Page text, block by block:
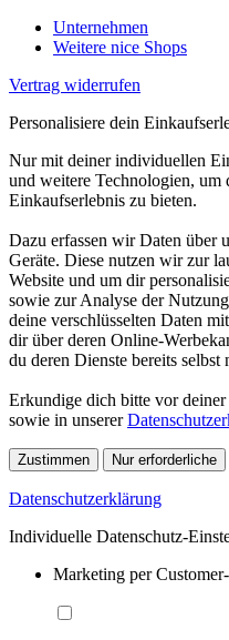
Unternehmen
Weitere nice Shops
Vertrag widerrufen
Personalisiere dein
Nur mit deiner individuellen
und weitere Technologien, um
Einkaufserlebnis zu bieten.
Dazu erfassen wir Daten über
Geräte. Diese nutzen wir zur
Website und um dir
sowie zur Analyse der
deine verschlüsselten Daten
dir über deren Online-
du deren Dienste bereits selbst
Erkundige dich bitte vor
sowie in unserer
Zustimmen Nur erforderliche
Datenschutzerklärung
Individuelle Datenschutz-
Marketing per